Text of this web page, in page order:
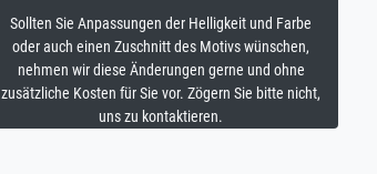
Sollten Sie Anpassungen der Helligkeit und Farbe
oder auch einen Zuschnitt des Motivs wünschen,
nehmen wir diese Änderungen gerne und ohne
zusätzliche Kosten für Sie vor. Zögern Sie bitte nicht,
uns zu kontaktieren.